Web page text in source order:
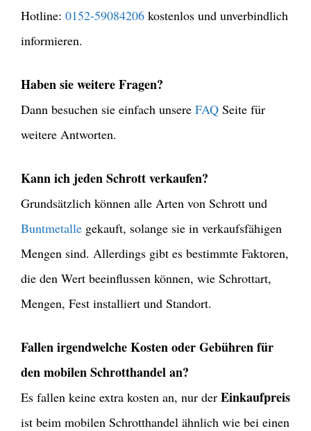
Hotline: 0152-59084206 kostenlos und unverbindlich
informieren.
Haben sie weitere Fragen?
Dann besuchen sie einfach unsere FAQ Seite für
weitere Antworten.
Kann ich jeden Schrott verkaufen?
Grundsätzlich können alle Arten von Schrott und
Buntmetalle gekauft, solange sie in verkaufsfähigen
Mengen sind. Allerdings gibt es bestimmte Faktoren,
die den Wert beeinflussen können, wie Schrottart,
Mengen, Fest installiert und Standort.
Fallen irgendwelche Kosten oder Gebühren für
den mobilen Schrotthandel an?
Es fallen keine extra kosten an, nur der Einkaufpreis
ist beim mobilen Schrotthandel ähnlich wie bei einen